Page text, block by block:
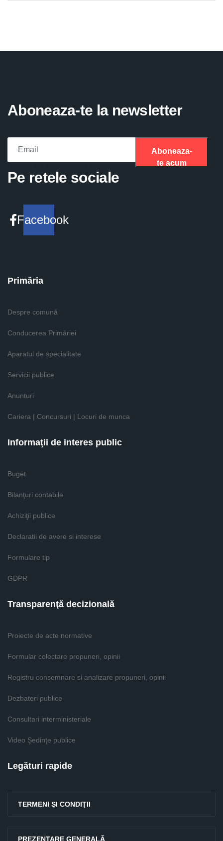
Aboneaza-te la newsletter
Aboneaza-
te acum
Pe retele sociale
Facebook
Primăria
Despre comună
Conducerea Primăriei
Aparatul de specialitate
Servicii publice
Anunturi
Cariera | Concursuri | Locuri de munca
Informaţii de interes public
Buget
Bilanţuri contabile
Achiziţii publice
Declaratii de avere si interese
Formulare tip
GDPR
Transparenţă decizională
Proiecte de acte normative
Formular colectare propuneri, opinii
Registru consemnare si analizare propuneri, opinii
Dezbateri publice
Consultari interministeriale
Video Şedinţe publice
Legături rapide
TERMENI ŞI CONDIŢII
PREZENTARE GENERALĂ